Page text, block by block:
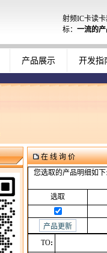
射频IC卡读
标： 一流的
产品展示 开发指
在 线 询 价
您选取的产品明细如下:
选取
TO: